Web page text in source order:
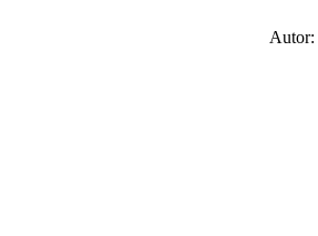
Autor: